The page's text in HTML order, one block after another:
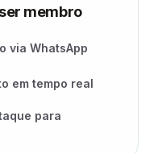
membro
via WhatsApp
em tempo real
para